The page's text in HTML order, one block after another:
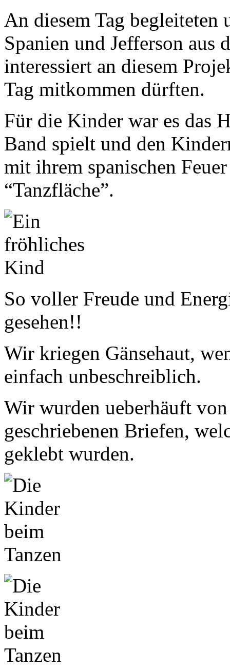
An diesem Tag begleiteten
Spanien und Jefferson aus
interessiert an diesem
Tag mitkommen dürften.
Für die Kinder war es das
Band spielt und den
mit ihrem spanischen
“Tanzfläche”.
So voller Freude und
gesehen!!
Wir kriegen Gänsehaut,
einfach unbeschreiblich.
Wir wurden ueberhäuft
geschriebenen Briefen,
geklebt wurden.